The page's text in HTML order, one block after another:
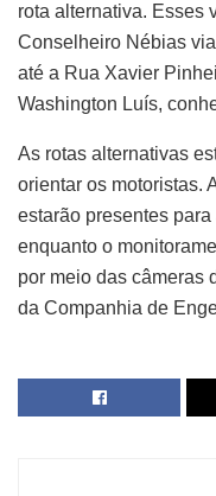
rota alternativa. Esses
Conselheiro Nébias
até a Rua Xavier
Washington Luís,
As rotas alternativas
orientar os motoristas.
estarão presentes
enquanto o
por meio das câmeras
da Companhia de